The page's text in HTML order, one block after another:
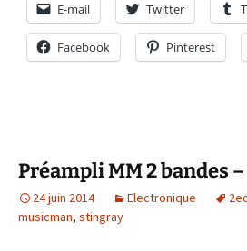
E-mail Twitter
Facebook Pinterest
Préampli MM 2 bandes –
24 juin 2014 Electronique
musicman, stingray